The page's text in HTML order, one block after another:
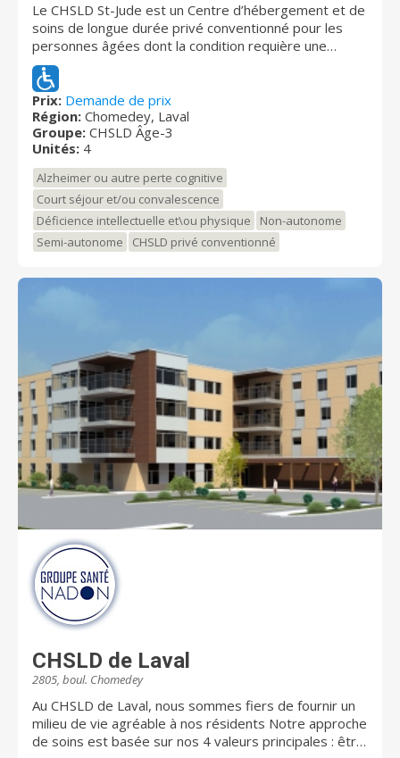
Le CHSLD St-Jude est un Centre d’hébergement et de
soins de longue durée privé conventionné pour les
personnes âgées dont la condition requière une
surveillance constante, des soins spécialisés et dont
le maintien à domicile est devenu impossible et non
sécuritaire. Cet établissement assure le suivi médical
sur place, la gestion des médicaments, les soins
d’hygiène, les soins spécialisés (ergothérapie,
physiothérapie, etc.) en proposant à ses résidents
plusieurs activités et loisirs. Fondé en 1957, on y
trouve 204 lits sur 4 unités de soins.
Prix: Demande de prix
Région: Chomedey, Laval
Groupe: CHSLD Âge-3
Unités: 4
Alzheimer ou autre perte cognitive
Court séjour et/ou convalescence
Déficience intellectuelle et\ou physique
Non-autonome
Semi-autonome
CHSLD privé conventionné
CHSLD de Laval
2805, boul. Chomedey
Au CHSLD de Laval, nous sommes fiers de fournir un
milieu de vie agréable à nos résidents Notre approche
de soins est basée sur nos 4 valeurs principales : être